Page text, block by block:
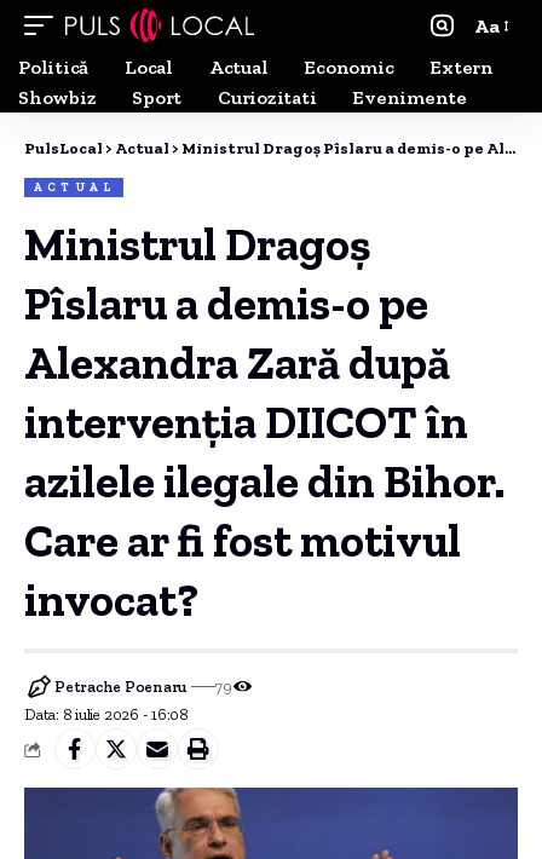
Aa
Politică
Local Actual Economic
Extern
Showbiz
Sport Curiozitati Evenimente
PulsLocal > Actual > Ministrul Dragoș Pîslaru a demis-o pe Alexandra Zară după intervenția DIICOT în azilele ilegale din Bihor. Care ar fi fost motivul invocat?
ACTUAL
Ministrul Dragoș
Pîslaru a demis-o pe
Alexandra Zară după
intervenția DIICOT în
azilele ilegale din Bihor.
Care ar fi fost motivul
invocat?
Data: 8 iulie 2026 - 16:08
Petrache Poenaru 79